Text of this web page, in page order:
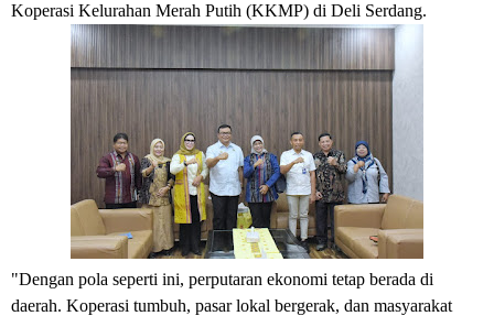
Koperasi Kelurahan Merah Putih (KKMP) di Deli Serdang.
"Dengan pola seperti ini, perputaran ekonomi tetap berada di
daerah. Koperasi tumbuh, pasar lokal bergerak, dan masyarakat